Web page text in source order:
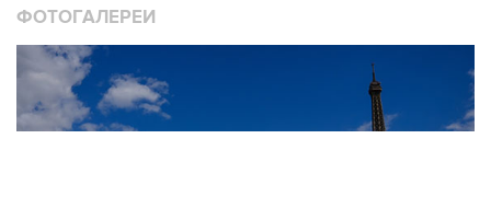
ФОТОГАЛЕРЕИ